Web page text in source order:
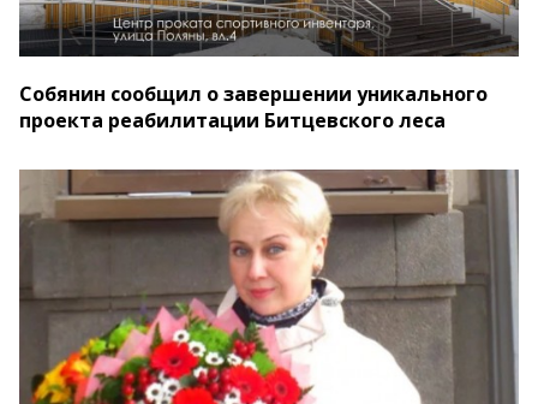
Собянин сообщил о завершении уникального
проекта реабилитации Битцевского леса